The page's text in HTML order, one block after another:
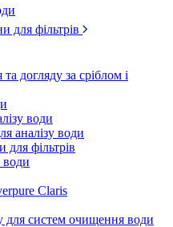
для фільтрів
догляду за сріблом і
води
аналізу води
для фільтрів
води
Claris
для систем очищення води